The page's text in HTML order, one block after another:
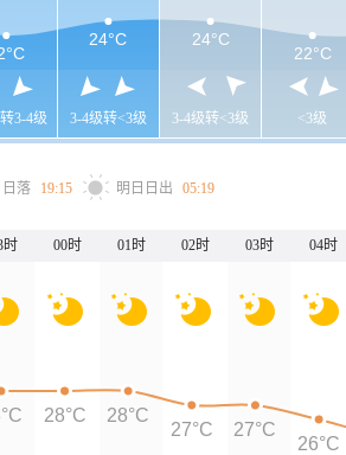
3-4级 3-4级转<3级 3-4级转<3级 <3级
24°C 24°C
22°C
落 19:15 明日日出 05:19
时 00时 01时 02时 03时 04时
28°C 28°C
27°C 27°C
26°C